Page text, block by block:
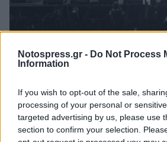
Notospress.gr - Do Not Process
Information
If you wish to opt-out of the sale,
processing of your personal or
targeted advertising by us, please use
section to confirm your selection.
Άστρος: Οι Χαΐνηδες και οι
ενώνουν τις δυνάμεις τους
06/08/2026 18:54